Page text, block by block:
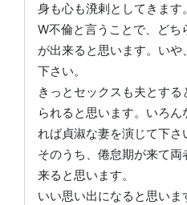
身も心も溌剌としてきま
W不倫と言うことで、どち
が出来ると思います。い
下さい。
きっとセックスも夫とす
られると思います。いろ
れば貞淑な妻を演じて下
そのうち、倦怠期が来て
来ると思います。
いい思い出になると思い